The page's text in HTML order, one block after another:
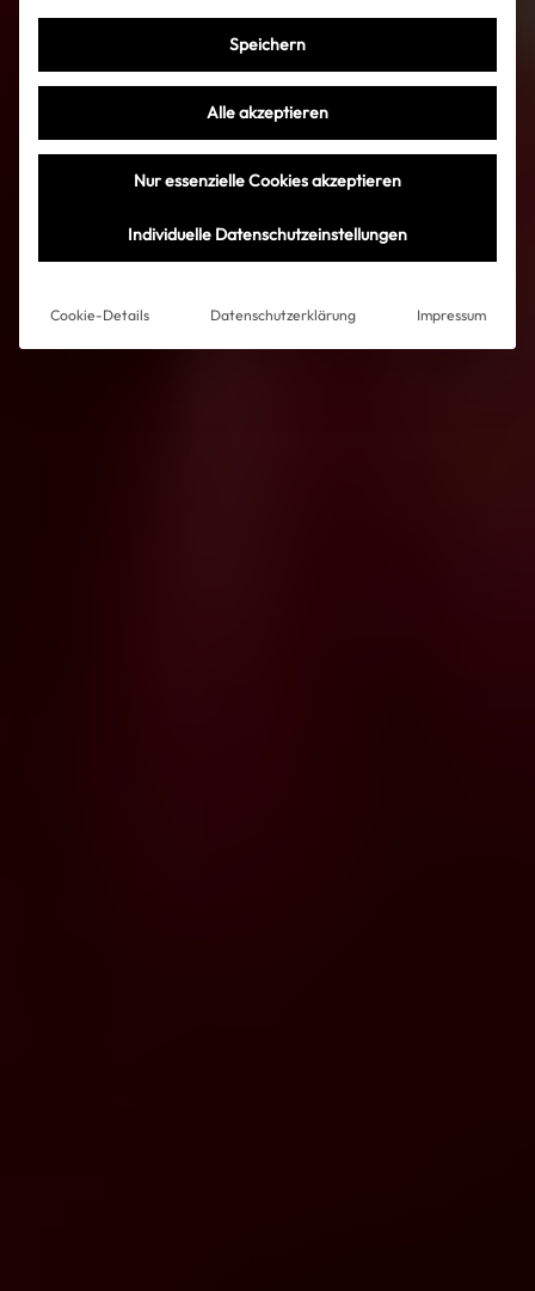
Speichern
Alle akzeptieren
Nur essenzielle Cookies akzeptieren
Individuelle Datenschutzeinstellungen
Cookie-Details Datenschutzerklärung Impressum